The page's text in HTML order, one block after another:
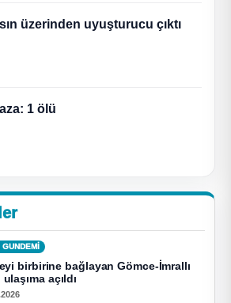
üzerinden uyuşturucu çıktı
1 ölü
GUNDEMİ
birbirine bağlayan Gömce-İmrallı
açıldı